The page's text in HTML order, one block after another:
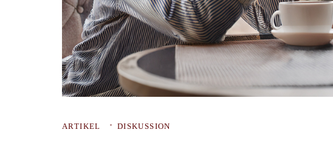
ARTIKEL DISKUSSION